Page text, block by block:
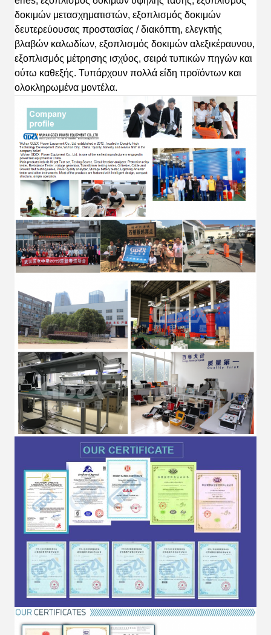
δοκιμών μετασχηματιστών, εξοπλισμός δοκιμών
δευτερεύουσας προστασίας / διακόπτη, ελεγκτής
βλαβών καλωδίων, εξοπλισμός δοκιμών αλεξικέραυνου,
εξοπλισμός μέτρησης ισχύος, σειρά τυπικών πηγών και
ούτω καθεξής. Τυπάρχουν πολλά είδη προϊόντων και
ολοκληρωμένα μοντέλα.